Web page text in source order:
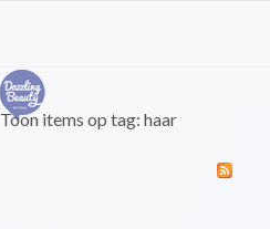
Toon items op tag: haar